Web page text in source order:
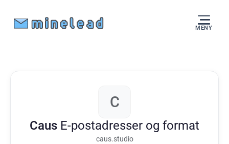
MENY
C
Caus E-postadresser og format
caus.studio